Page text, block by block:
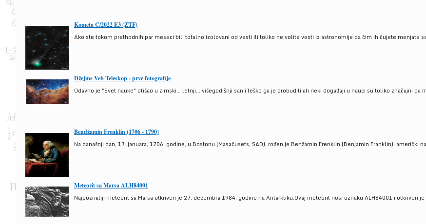
Kometa C/2022 E3 (ZTF)
Ako ste tokom prethodnih par meseci bili totalno izolovani od vesti ili toliko ne volite vesti iz astronomije da čim ih čujete menjate
Džejms Veb Teleskop - prve fotografije
Odavno je "Svet nauke" otišao u zimski... letnji... višegodišnji san i teško ga je probuditi ali neki događaji u nauci su toliko značajni
Bendžamin Frenklin (1706 - 1790)
Na današnji dan, 17. januara, 1706. godine, u Bostonu (Masačusets, SAD), rođen je Benžamin Frenklin (Benjamin Franklin), američki
Meteorit sa Marsa ALH84001
Najpoznatiji meteorit sa Marsa otkriven je 27. decembra 1984. godine na Antarktiku.Ovaj meteorit nosi oznaku ALH84001 i otkriven